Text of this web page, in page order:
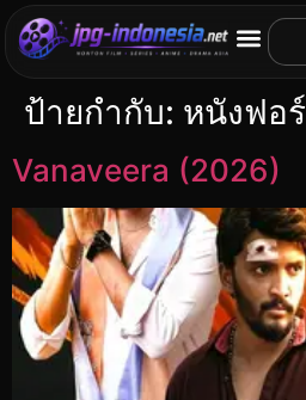
ป้ายกำกับ: หนังฟอ
Vanaveera (2026)